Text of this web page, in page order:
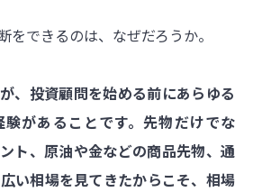
をできるのは、なぜだろうか。
、投資顧問を始める前にあらゆる
があることです。先物だけでな
ト、原油や金などの商品先物、通
い相場を見てきたからこそ、相場